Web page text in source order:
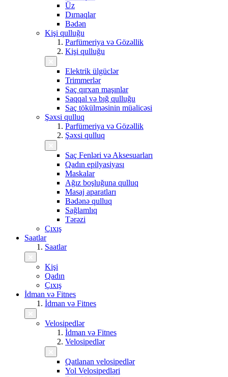
Üz
Dırnaqlar
Bədən
Kişi qulluğu
Parfümeriya və Gözəllik
Kişi qulluğu
Elektrik ülgüclər
Trimmerlər
Saç qırxan maşınlar
Saqqal və bığ qulluğu
Saç tökülməsinin müalicəsi
Şəxsi qulluq
Parfümeriya və Gözəllik
Şəxsi qulluq
Saç Fenləri və Aksesuarları
Qadın epilyasiyası
Maskalar
Ağız boşluğuna qulluq
Masaj aparatları
Bədənə qulluq
Sağlamlıq
Tərəzi
Çıxış
Saatlar
Saatlar
Kişi
Qadın
Çıxış
İdman və Fitnes
İdman və Fitnes
Velosipedlər
İdman və Fitnes
Velosipedlər
Qatlanan velosipedlər
Yol Velosipedləri